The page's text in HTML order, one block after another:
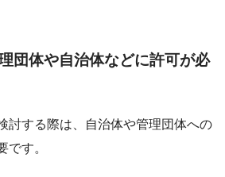
団体や自治体などに許可が必
討する際は、自治体や管理団体への
です。